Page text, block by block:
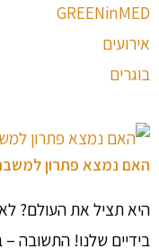
GREENinMED
אירועים
בוגרים
האם נמצא פתרון
היא תציל את העולם?
בידיים שלנו! התשובה